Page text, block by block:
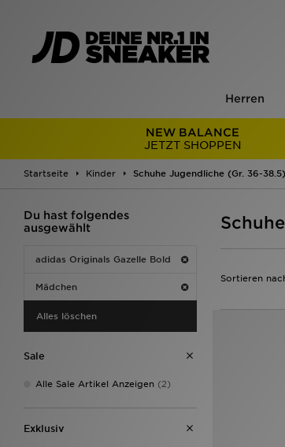
Herren
NEW BALANCE
JETZT SHOPPEN
Startseite Kinder Schuhe Jugendliche (Gr. 36-38.5)
Du hast folgendes
ausgewählt
adidas Originals Gazelle Bold
Mädchen
Alles löschen
Sale
Alle Sale Artikel Anzeigen (2)
Exklusiv
Sortieren